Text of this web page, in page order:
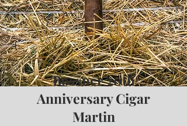
Bossner 20th
Anniversary Cigar
Martin